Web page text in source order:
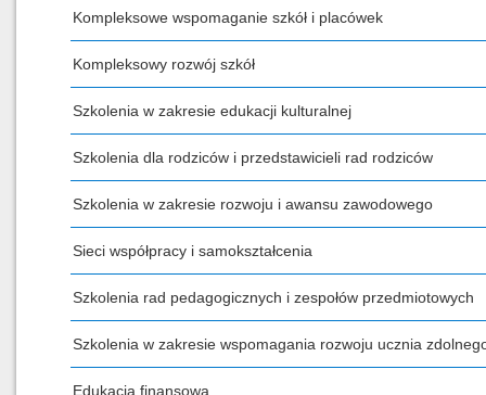
Kompleksowe wspomaganie szkół i placówek
Kompleksowy rozwój szkół
Szkolenia w zakresie edukacji kulturalnej
Szkolenia dla rodziców i przedstawicieli rad rodziców
Szkolenia w zakresie rozwoju i awansu zawodowego
Sieci współpracy i samokształcenia
Szkolenia rad pedagogicznych i zespołów przedmiotowych
Szkolenia w zakresie wspomagania rozwoju ucznia
Edukacja finansowa